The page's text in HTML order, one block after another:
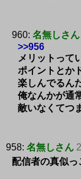
960: 名無しさん
>>956
メリットって
ポイントとか
楽しんでるん
俺なんかが通
敵いなくてつ
958: 名無しさん
配信者の真似っ